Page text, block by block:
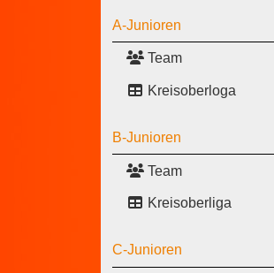
A-Junioren
Team
Kreisoberloga
B-Junioren
Team
Kreisoberliga
C-Junioren